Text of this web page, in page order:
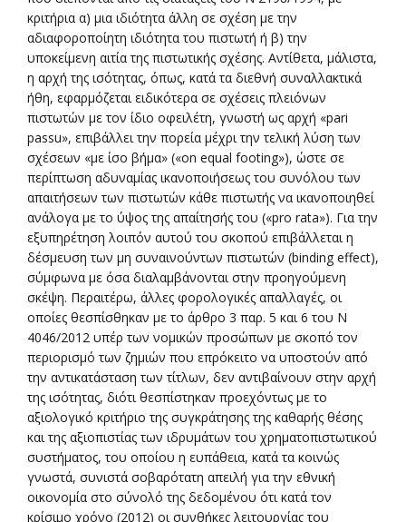
κριτήρια α) μια ιδιότητα άλλη σε σχέση με την
αδιαφοροποίητη ιδιότητα του πιστωτή ή β) την
υποκείμενη αιτία της πιστωτικής σχέσης. Αντίθετα, μάλιστα,
η αρχή της ισότητας, όπως, κατά τα διεθνή συναλλακτικά
ήθη, εφαρμόζεται ειδικότερα σε σχέσεις πλειόνων
πιστωτών με τον ίδιο οφειλέτη, γνωστή ως αρχή «pari
passu», επιβάλλει την πορεία μέχρι την τελική λύση των
σχέσεων «με ίσο βήμα» («on equal footing»), ώστε σε
περίπτωση αδυναμίας ικανοποιήσεως του συνόλου των
απαιτήσεων των πιστωτών κάθε πιστωτής να ικανοποιηθεί
ανάλογα με το ύψος της απαίτησής του («pro rata»). Για την
εξυπηρέτηση λοιπόν αυτού του σκοπού επιβάλλεται η
δέσμευση των μη συναινούντων πιστωτών (binding effect),
σύμφωνα με όσα διαλαμβάνονται στην προηγούμενη
σκέψη. Περαιτέρω, άλλες φορολογικές απαλλαγές, οι
οποίες θεσπίσθηκαν με το άρθρο 3 παρ. 5 και 6 του Ν
4046/2012 υπέρ των νομικών προσώπων με σκοπό τον
περιορισμό των ζημιών που επρόκειτο να υποστούν από
την αντικατάσταση των τίτλων, δεν αντιβαίνουν στην αρχή
της ισότητας, διότι θεσπίστηκαν προεχόντως με το
αξιολογικό κριτήριο της συγκράτησης της καθαρής θέσης
και της αξιοπιστίας των ιδρυμάτων του χρηματοπιστωτικού
συστήματος, του οποίου η ευπάθεια, κατά τα κοινώς
γνωστά, συνιστά σοβαρότατη απειλή για την εθνική
οικονομία στο σύνολό της δεδομένου ότι κατά τον
κρίσιμο χρόνο (2012) οι συνθήκες λειτουργίας του